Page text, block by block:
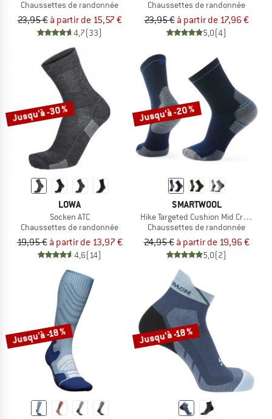
Chaussettes de randonnée
23,95 € à partir de 15,57 €
4,7(33)
Chaussettes de randonnée
23,95 € à partir de 17,96 €
5,0(4)
Jusqu'à -30 %
LOWA
Socken ATC
Chaussettes de randonnée
19,95 € à partir de 13,97 €
4,6(14)
Jusqu'à -20 %
SMARTWOOL
Hike Targeted Cushion Mid Crew
Chaussettes de randonnée
24,95 € à partir de 19,96 €
5,0(2)
Jusqu'à -18 % Jusqu'à -18 %